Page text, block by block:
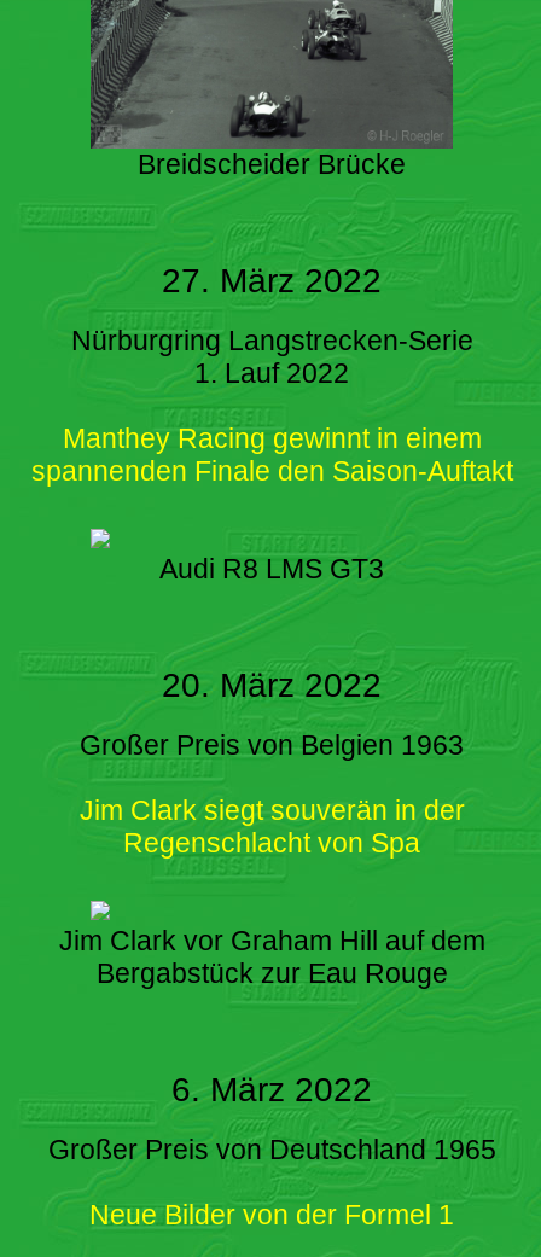
Breidscheider Brücke
27. März 2022
Nürburgring Langstrecken-Serie
1. Lauf 2022
Manthey Racing gewinnt in einem
spannenden Finale den Saison-Auftakt
Audi R8 LMS GT3
20. März 2022
Großer Preis von Belgien 1963
Jim Clark siegt souverän in der
Regenschlacht von Spa
Jim Clark vor Graham Hill auf dem
Bergabstück zur Eau Rouge
6. März 2022
Großer Preis von Deutschland 1965
Neue Bilder von der Formel 1